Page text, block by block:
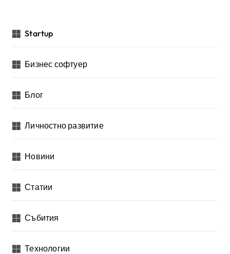
Startup
Бизнес софтуер
Блог
Личностно развитие
Новини
Статии
Събития
Технологии